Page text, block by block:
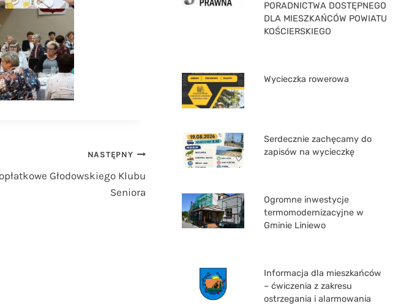
NASTĘPNY
Głodowskiego Klubu
Seniora
PORADNICTWA DOSTĘPNEGO
DLA MIESZKAŃCÓW POWIATU
KOŚCIERSKIEGO
Wycieczka rowerowa
Serdecznie zachęcamy do
zapisów na wycieczkę
Ogromne inwestycje
termomodernizacyjne w
Gminie Liniewo
Informacja dla mieszkańców
– ćwiczenia z zakresu
ostrzegania i alarmowania